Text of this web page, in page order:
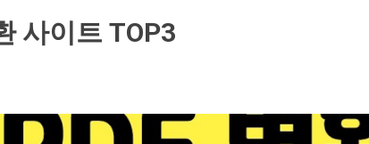
사이트 TOP3